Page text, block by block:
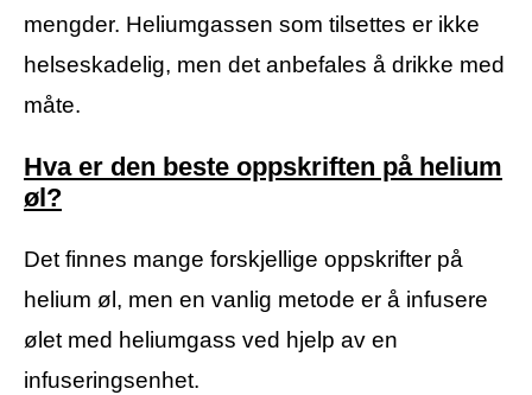
mengder. Heliumgassen som tilsettes er ikke
helseskadelig, men det anbefales å drikke med
måte.
Hva er den beste oppskriften på helium
øl?
Det finnes mange forskjellige oppskrifter på
helium øl, men en vanlig metode er å infusere
ølet med heliumgass ved hjelp av en
infuseringsenhet.